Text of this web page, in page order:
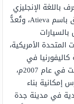
الإنجليزي
باسم Lucid Motors وكانت تُعرف في السابق باسم Atieva، وتُعدُّ
المتحدة الأمريكية،
في
أمريكا، وجدير بالقول إنَّ هذه الشركة تأسست في عام 2007م،
إمكانية بناء
في مدينة جدة